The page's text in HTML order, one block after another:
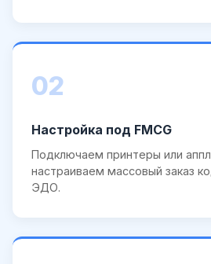
02
Настройка под FMCG
Подключаем принтеры или
настраиваем массовый заказ
ЭДО.